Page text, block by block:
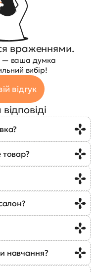
враженнями.
— ваша думка
вибір!
відгук
товар?
навчання?